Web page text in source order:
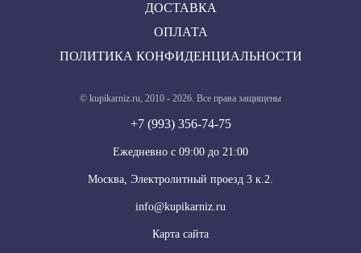
ДОСТАВКА
ОПЛАТА
ПОЛИТИКА КОНФИДЕНЦИАЛЬНОСТИ
© kupikarniz.ru, 2010 - 2026. Все права защищены
+7 (993) 356-74-75
Eжедневно с 09:00 до 21:00
Москва, Электролитный проезд 3 к.2.
info@kupikarniz.ru
Карта сайта